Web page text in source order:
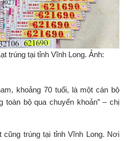
trúng tại tỉnh Vĩnh Long. Ảnh:
khoảng 70 tuổi, là một cán bộ
bộ qua chuyển khoản” – chị
trúng tại tỉnh Vĩnh Long. Nơi